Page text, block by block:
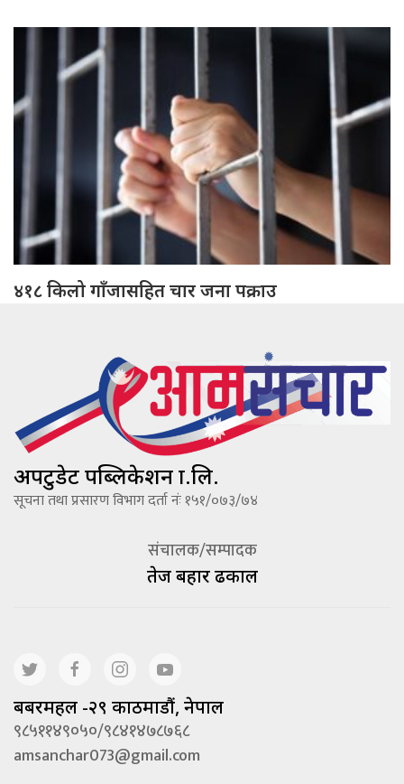
४१८ किलो गाँजासहित चार जना पक्राउ
अपटुडेट पब्लिकेशन प्रा.लि.
सूचना तथा प्रसारण विभाग दर्ता नंः १५१/०७३/७४
संचालक/सम्पादक
तेज बहादूर ढकाल
बबरमहल -२९ काठमाडौं, नेपाल
९८५११४९०५०/९८४१४७८७६८
amsanchar073@gmail.com